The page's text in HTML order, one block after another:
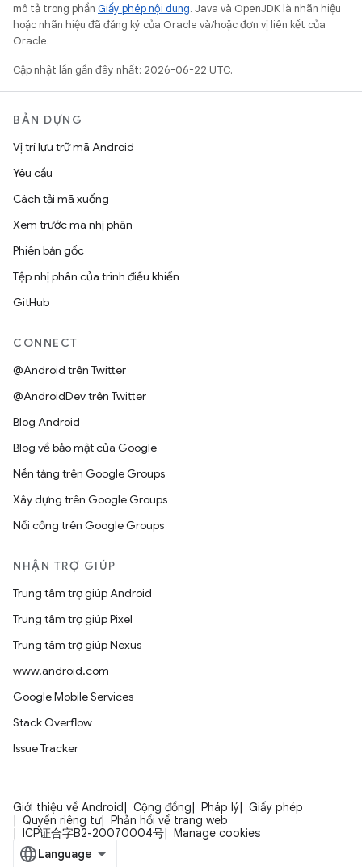
mô tả trong phần Giấy phép nội dung. Java và OpenJDK là nhãn hiệu
hoặc nhãn hiệu đã đăng ký của Oracle và/hoặc đơn vị liên kết của
Oracle.
Cập nhật lần gần đây nhất: 2026-06-22 UTC.
BẢN DỰNG
Vị trí lưu trữ mã Android
Yêu cầu
Cách tải mã xuống
Xem trước mã nhị phân
Phiên bản gốc
Tệp nhị phân của trình điều khiển
GitHub
CONNECT
@Android trên Twitter
@AndroidDev trên Twitter
Blog Android
Blog về bảo mật của Google
Nền tảng trên Google Groups
Xây dựng trên Google Groups
Nối cổng trên Google Groups
NHẬN TRỢ GIÚP
Trung tâm trợ giúp Android
Trung tâm trợ giúp Pixel
Trung tâm trợ giúp Nexus
www.android.com
Google Mobile Services
Stack Overflow
Issue Tracker
Giới thiệu về Android Cộng đồng Pháp lý
Giấy phép
Quyền riêng tư
Phản hồi về trang web
ICP证合字B2-20070004号
Manage cookies